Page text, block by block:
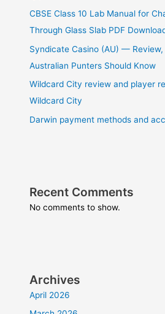
CBSE Class 10 Lab Manual for
Through Glass Slab PDF
Syndicate Casino (AU) —
Australian Punters Should Know
Wildcard City review and player
Wildcard City
Darwin payment methods and
Recent Comments
No comments to show.
Archives
April 2026